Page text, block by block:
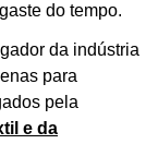
do tempo.
da indústria
para
pela
e da